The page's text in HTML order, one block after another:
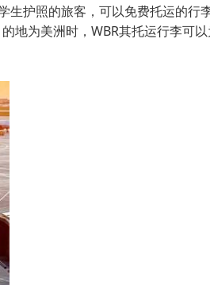
护照的旅客，可以免费托运的行
地为美洲时，WBR其托运行李可